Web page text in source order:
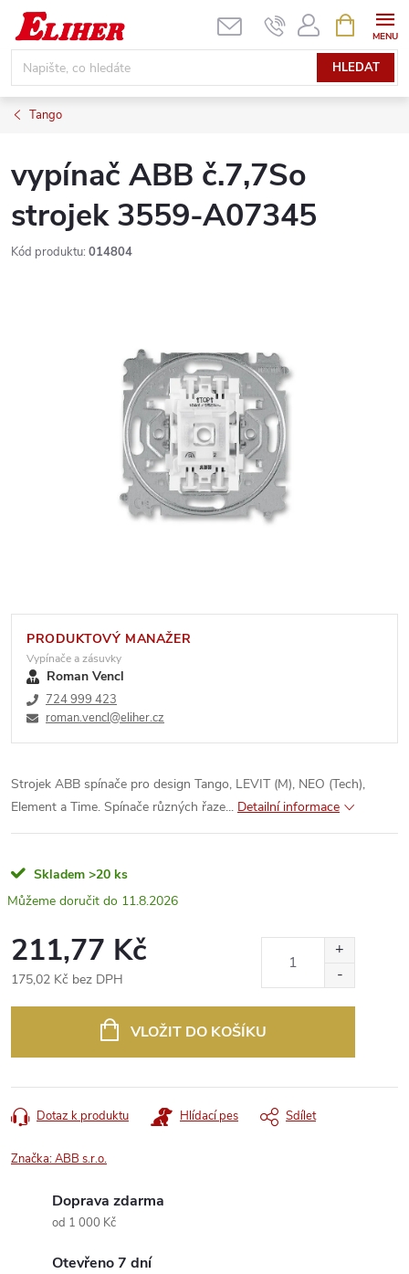
Přejít
obsah
HLEDAT
NÁKUPNÍ
KOŠÍK
Tango
vypínač ABB č.7,7So
strojek 3559-A07345
Kód produktu: 014804
PRODUKTOVÝ MANAŽER
Vypínače a zásuvky
Roman Vencl
724 999 423
roman.vencl@eliher.cz
Strojek ABB spínače pro design Tango, LEVIT (M), NEO (Tech),
Element a Time. Spínače různých řaze... Detailní informace
Skladem >20 ks
11.8.2026
211,77 Kč
175,02 Kč bez DPH
VLOŽIT DO KOŠÍKU
Dotaz k produktu Hlídací pes Sdílet
Značka:ABB s.r.o.
Doprava zdarma
od 1 000 Kč
Otevřeno 7 dní